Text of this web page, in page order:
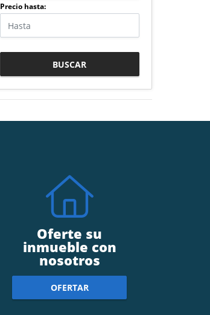
Precio hasta:
BUSCAR
Oferte su
inmueble con
nosotros
OFERTAR